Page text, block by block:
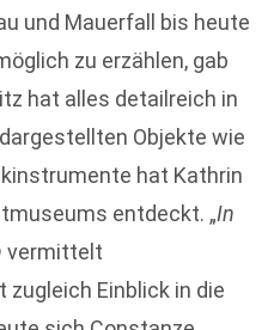
und Mauerfall bis heute
zu erzählen, gab
hat alles detailreich in
Objekte wie
hat Kathrin
entdeckt. „In
vermittelt
Einblick in die